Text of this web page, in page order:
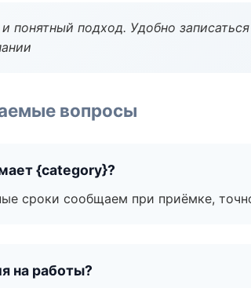
понятный подход. Удобно
вопросы
{category}?
сроки сообщаем при приёмке,
на работы?